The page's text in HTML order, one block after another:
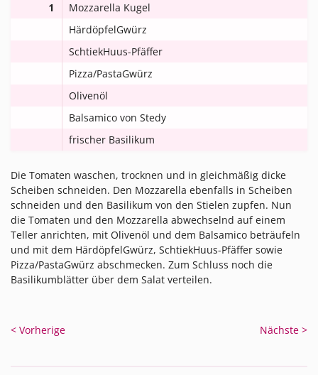
1
Mozzarella Kugel
HärdöpfelGwürz
SchtiekHuus-Pfäffer
Pizza/PastaGwürz
Olivenöl
Balsamico von Stedy
frischer Basilikum
Die Tomaten waschen, trocknen und in gleichmäßig dicke
Scheiben schneiden. Den Mozzarella ebenfalls in Scheiben
schneiden und den Basilikum von den Stielen zupfen. Nun
die Tomaten und den Mozzarella abwechselnd auf einem
Teller anrichten, mit Olivenöl und dem Balsamico beträufeln
und mit dem HärdöpfelGwürz, SchtiekHuus-Pfäffer sowie
Pizza/PastaGwürz abschmecken. Zum Schluss noch die
Basilikumblätter über dem Salat verteilen.
< Vorherige Nächste >